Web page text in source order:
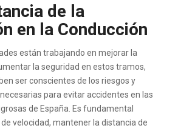
de la
en la Conducción
están trabajando en mejorar la
la seguridad en estos tramos,
ser conscientes de los riesgos y
para evitar accidentes en las
de España. Es fundamental
velocidad, mantener la distancia de